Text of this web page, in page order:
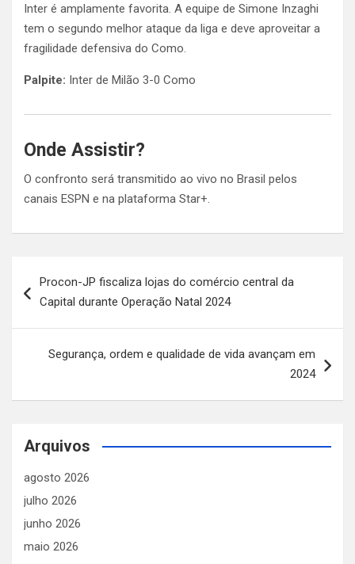
Inter é amplamente favorita. A equipe de Simone Inzaghi
tem o segundo melhor ataque da liga e deve aproveitar a
fragilidade defensiva do Como.
Palpite: Inter de Milão 3-0 Como
Onde Assistir?
O confronto será transmitido ao vivo no Brasil pelos
canais ESPN e na plataforma Star+.
de
Procon-JP fiscaliza lojas do comércio central da
Capital durante Operação Natal 2024
Segurança, ordem e qualidade de vida avançam em
2024
Arquivos
agosto 2026
julho 2026
junho 2026
maio 2026